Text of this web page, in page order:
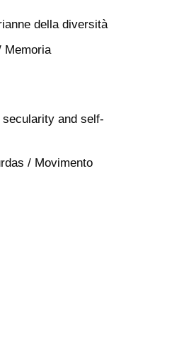
della diversità
Memoria
and self-
/ Movimento